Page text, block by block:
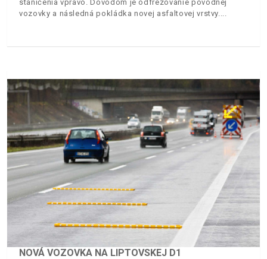
staničenia vpravo. Dôvodom je odfrézovanie pôvodnej
vozovky a následná pokládka novej asfaltovej vrstvy.
NOVÁ VOZOVKA NA LIPTOVSKEJ D1